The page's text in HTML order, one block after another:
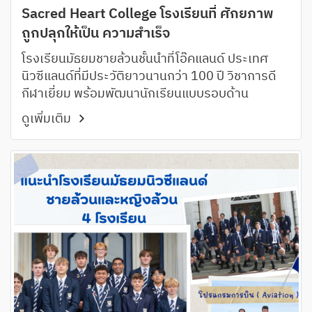
Sacred Heart College โรงเรียนที่ ศักยภาพ
ถูกปลุกให้เป็น ความสำเร็จ
โรงเรียนมัธยมชายล้วนชั้นนำที่โอ๊คแลนด์ ประเทศ
นิวซีแลนด์ที่มีประวัติยาวนานกว่า 100 ปี วิชาการดี
กีฬาเยี่ยม พร้อมพัฒนานักเรียนแบบรอบด้าน
ดูเพิ่มเติม